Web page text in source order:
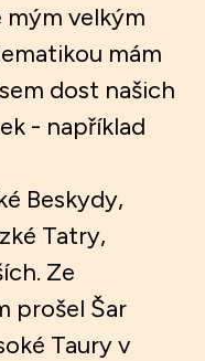
mým velkým
mám
dost našich
- například
Beskydy,
Tatry,
Ze
prošel Šar
Taury v